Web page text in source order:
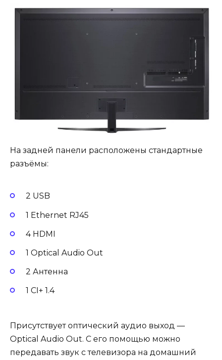
На задней панели расположены стандартные
разъёмы:
2 USB
1 Ethernet RJ45
4 HDMI
1 Optical Audio Out
2 Антенна
1 CI+ 1.4
Присутствует оптический аудио выход —
Optical Audio Out. С его помощью можно
передавать звук с телевизора на домашний